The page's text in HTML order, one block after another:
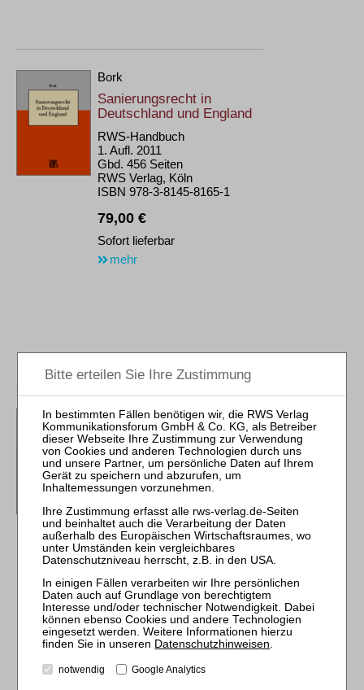
Bork
Sanierungsrecht in
Deutschland und England
RWS-Handbuch
1. Aufl. 2011
Gbd. 456 Seiten
RWS Verlag, Köln
ISBN 978-3-8145-8165-1
79,00 €
Sofort lieferbar
mehr
Fritz / Schmittmann (Hrsg.)
SanInsKG
Kommentar
RWS-Kommentar
3., neu bearb. Aufl. 2023
Gbd. 392 Seiten
RWS Verlag, Köln
ISBN 978-3-8145-1025-5
108,00 €
Sofort lieferbar
mehr
Datenschutzhinweisen.
notwendig Google Analytics